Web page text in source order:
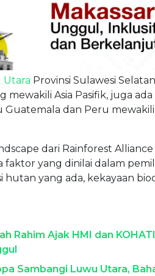
Utara Provinsi Sulawesi
mewakili Asia Pasifik, juga
Guatemala dan Peru
dari Rainforest
yang dinilai dalam
hutan yang ada, kekayaan
Rahim Ajak HMI dan
Sambangi Luwu Utara,